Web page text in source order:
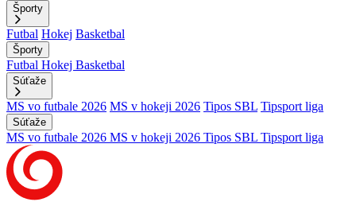
Športy
Futbal Hokej Basketbal
Športy
Futbal Hokej Basketbal
Súťaže
MS vo futbale 2026 MS v hokeji 2026 Tipos SBL Tipsport liga
Súťaže
MS vo futbale 2026 MS v hokeji 2026 Tipos SBL Tipsport liga